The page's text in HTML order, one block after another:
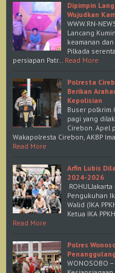
Dipimpin
Wujudkan
WWW.RN-
Lancang
keamanan
Pilkada
persiapan Patr… Read More
Polresta
Berikan
Kepolisian
Buser
pagi yang
Cirebon. Apel
Wakapolresta Cirebon, AKBP
Read More
Arfin Lubis
2024-2026
Pengukuhan
Walid (IKA
Ketua IKA
Read More
Polres
WONOSOBO